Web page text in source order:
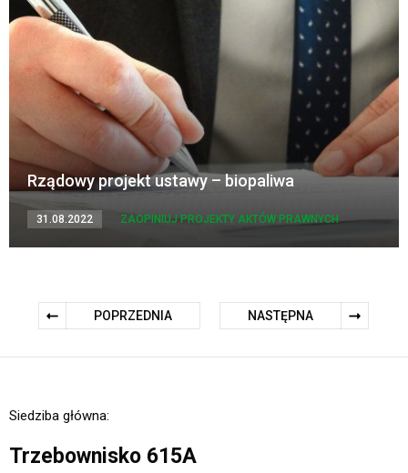
Rządowy projekt ustawy – biopaliwa
31.08.2022 ZAOPINIUJ PROJEKTY AKTÓW PRAWNYCH
POPRZEDNIA NASTĘPNA
Siedziba główna:
Trzebownisko 615A